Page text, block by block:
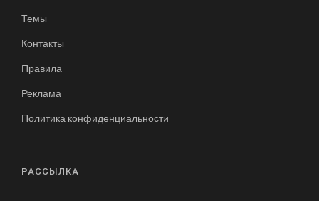
Темы
Контакты
Правила
Реклама
Политика конфиденциальности
РАССЫЛКА